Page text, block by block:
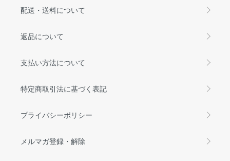
配送・送料について
返品について
支払い方法について
特定商取引法に基づく表記
プライバシーポリシー
メルマガ登録・解除